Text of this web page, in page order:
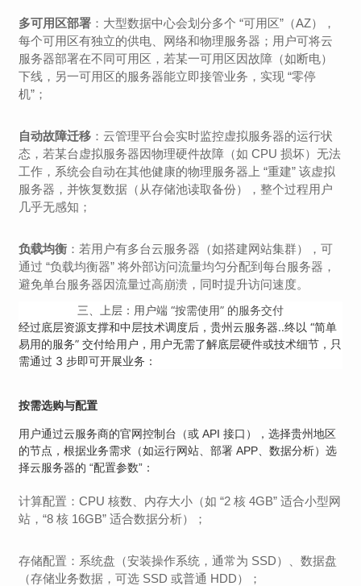
多可用区部署 ：大型数据中心会划分多个 “可用区”（AZ），
每个可用区有独立的供电、网络和物理服务器；用户可将云
服务器部署在不同可用区，若某一可用区因故障（如断电）
下线，另一可用区的服务器能立即接管业务，实现 “零停
机”；
自动故障迁移 ：云管理平台会实时监控虚拟服务器的运行状
态，若某台虚拟服务器因物理硬件故障（如 CPU 损坏）无法
工作，系统会自动在其他健康的物理服务器上 “重建” 该虚拟
服务器，并恢复数据（从存储池读取备份），整个过程用户
几乎无感知；
负载均衡 ：若用户有多台云服务器（如搭建网站集群），可
通过 “负载均衡器” 将外部访问流量均匀分配到每台服务器，
避免单台服务器因流量过高崩溃，同时提升访问速度。
三、上层：用户端 “按需使用” 的服务交付
经过底层资源支撑和中层技术调度后，贵州云服务器..终以 “简单
易用的服务” 交付给用户，用户无需了解底层硬件或技术细节，只
需通过 3 步即可开展业务：
按需选购与配置
用户通过云服务商的官网控制台（或 API 接口），选择贵州地区
的节点，根据业务需求（如运行网站、部署 APP、数据分析）选
择云服务器的 “配置参数”：
计算配置：CPU 核数、内存大小（如 “2 核 4GB” 适合小型网
站，“8 核 16GB” 适合数据分析）；
存储配置：系统盘（安装操作系统，通常为 SSD）、数据盘
（存储业务数据，可选 SSD 或普通 HDD）；